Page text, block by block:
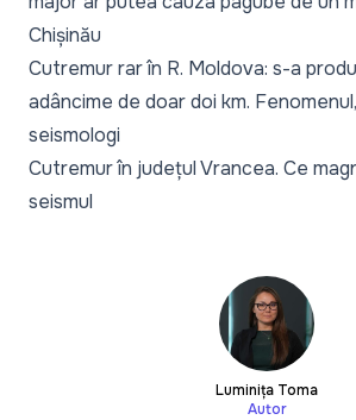
Chișinău
Cutremur rar în R. Moldova: s-a
adâncime de doar doi km.
seismologi
Cutremur în județul Vrancea. Ce
seismul
Luminița Toma
Autor